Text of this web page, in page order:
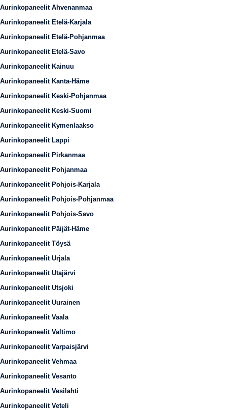
Aurinkopaneelit Ahvenanmaa
Aurinkopaneelit Etelä-Karjala
Aurinkopaneelit Etelä-Pohjanmaa
Aurinkopaneelit Etelä-Savo
Aurinkopaneelit Kainuu
Aurinkopaneelit Kanta-Häme
Aurinkopaneelit Keski-Pohjanmaa
Aurinkopaneelit Keski-Suomi
Aurinkopaneelit Kymenlaakso
Aurinkopaneelit Lappi
Aurinkopaneelit Pirkanmaa
Aurinkopaneelit Pohjanmaa
Aurinkopaneelit Pohjois-Karjala
Aurinkopaneelit Pohjois-Pohjanmaa
Aurinkopaneelit Pohjois-Savo
Aurinkopaneelit Päijät-Häme
Aurinkopaneelit Töysä
Aurinkopaneelit Urjala
Aurinkopaneelit Utajärvi
Aurinkopaneelit Utsjoki
Aurinkopaneelit Uurainen
Aurinkopaneelit Vaala
Aurinkopaneelit Valtimo
Aurinkopaneelit Varpaisjärvi
Aurinkopaneelit Vehmaa
Aurinkopaneelit Vesanto
Aurinkopaneelit Vesilahti
Aurinkopaneelit Veteli